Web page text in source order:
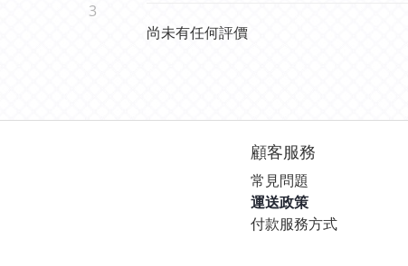
3
尚未有任何評價
顧客服務
常見問題
運送政策
付款服務方式